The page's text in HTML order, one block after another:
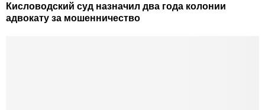
Кисловодский суд назначил два года колонии
адвокату за мошенничество